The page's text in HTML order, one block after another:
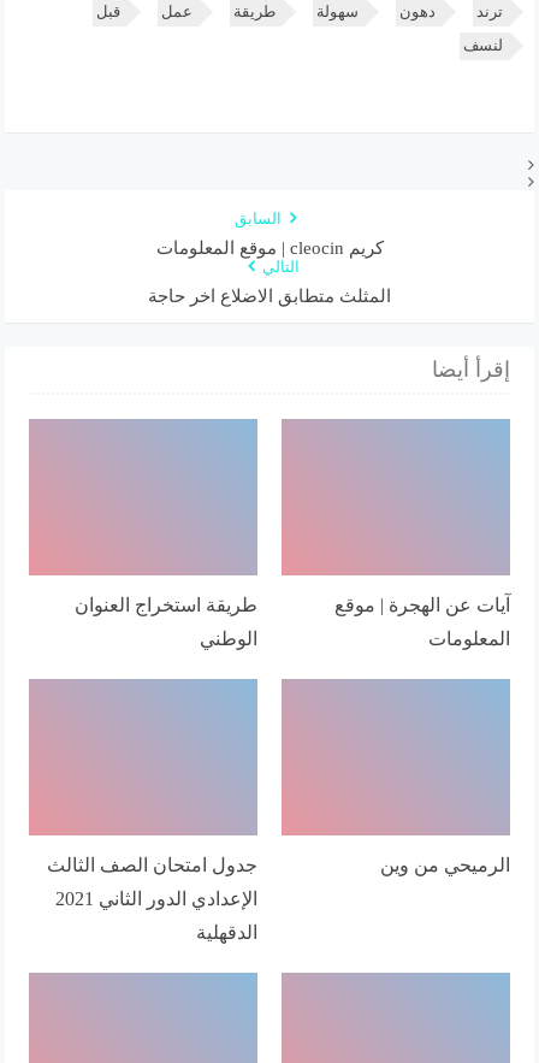
ترند دهون سهولة طريقة عمل قبل
لنسف
السابق
كريم cleocin | موقع المعلومات
التالي
المثلث متطابق الاضلاع اخر حاجة
إقرأ أيضا
آيات عن الهجرة | موقع
المعلومات
طريقة استخراج العنوان
الوطني
الرميحي من وين
جدول امتحان الصف الثالث
الإعدادي الدور الثاني 2021
الدقهلية